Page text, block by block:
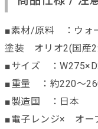
■素材/原料 ：ウォ
塗装 オリオ2(国産2
■サイズ ：
■重量 ：約220～
■製造国 ：日本
■電子レンジ× オ